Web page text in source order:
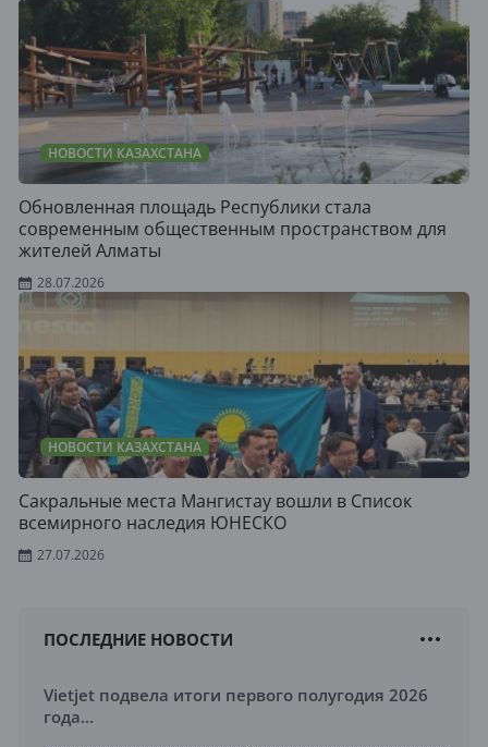
НОВОСТИ КАЗАХСТАНА
Обновленная площадь Республики стала
современным общественным пространством для
жителей Алматы
28.07.2026
НОВОСТИ КАЗАХСТАНА
Сакральные места Мангистау вошли в Список
всемирного наследия ЮНЕСКО
27.07.2026
ПОСЛЕДНИЕ НОВОСТИ
Vietjet подвела итоги первого полугодия 2026
года...